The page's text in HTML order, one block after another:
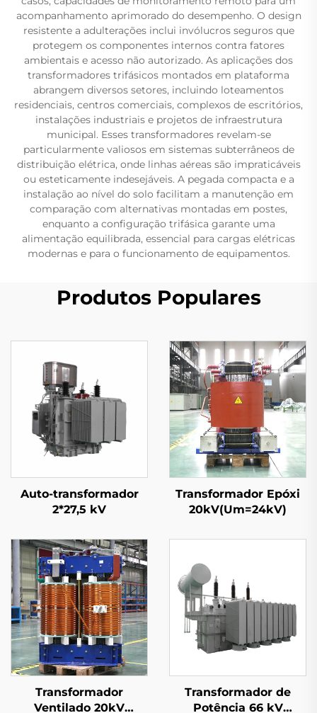
acompanhamento aprimorado do desempenho. O design
resistente a adulterações inclui invólucros seguros que
protegem os componentes internos contra fatores
ambientais e acesso não autorizado. As aplicações dos
transformadores trifásicos montados em plataforma
abrangem diversos setores, incluindo loteamentos
residenciais, centros comerciais, complexos de escritórios,
instalações industriais e projetos de infraestrutura
municipal. Esses transformadores revelam-se
particularmente valiosos em sistemas subterrâneos de
distribuição elétrica, onde linhas aéreas são impraticáveis
ou esteticamente indesejáveis. A pegada compacta e a
instalação ao nível do solo facilitam a manutenção em
comparação com alternativas montadas em postes,
enquanto a configuração trifásica garante uma
alimentação equilibrada, essencial para cargas elétricas
modernas e para o funcionamento de equipamentos.
Produtos Populares
Auto-transformador
2*27,5 kV
Transformador Epóxi
20kV(Um=24kV)
Transformador
Ventilado 20kV
Transformador de
Potência 66 kV